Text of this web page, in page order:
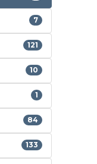
7
121
10
1
84
133